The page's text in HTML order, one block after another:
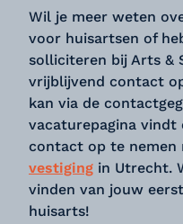
Wil je meer weten
voor huisartsen of
solliciteren bij Arts &
vrijblijvend contact
kan via de
vacaturepagina
contact op te nemen
vestiging in Utrecht.
vinden van jouw
huisarts!